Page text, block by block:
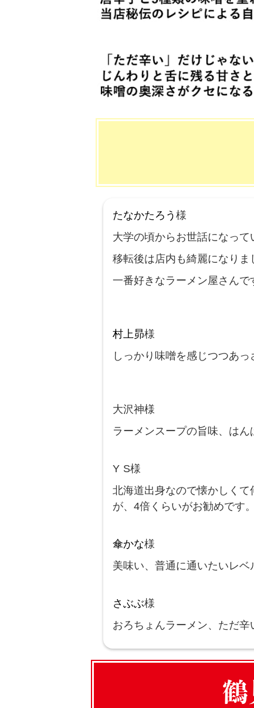
たなかたろう 様
大学の頃からお世話になって
移転後は店内も綺麗になりま
一番好きなラーメン屋さんで
村上昴様
しっかり味噌を感じつつあ
大沢神様
ラーメンスープの旨味、はん
Y S様
北海道出身なので懐かしく
が、4倍くらいがお勧めです。
傘かな様
美味い、普通に通いたいレベ
さぶぶ様
おろちょんラーメン、ただ